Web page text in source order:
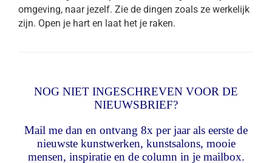
omgeving, naar jezelf. Zie de dingen zoals ze werkelijk
zijn. Open je hart en laat het je raken.
NOG NIET INGESCHREVEN VOOR DE
NIEUWSBRIEF?
Mail me dan en ontvang 8x per jaar als eerste de
nieuwste kunstwerken, kunstsalons, mooie
mensen, inspiratie en de column in je mailbox.